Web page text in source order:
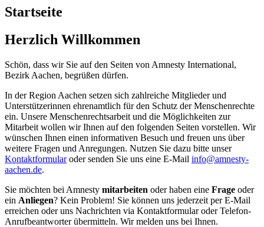
Startseite
Herzlich Willkommen
Schön, dass wir Sie auf den Seiten von Amnesty International,
Bezirk Aachen, begrüßen dürfen.
In der Region Aachen setzen sich zahlreiche Mitglieder und
Unterstützerinnen ehrenamtlich für den Schutz der Menschenrechte
ein. Unsere Menschenrechtsarbeit und die Möglichkeiten zur
Mitarbeit wollen wir Ihnen auf den folgenden Seiten vorstellen. Wir
wünschen Ihnen einen informativen Besuch und freuen uns über
weitere Fragen und Anregungen. Nutzen Sie dazu bitte unser
Kontaktformularoder senden Sie uns eine E-Mail info@amnesty-
aachen.de.
Sie möchten bei Amnesty mitarbeiten oder haben eine Frage oder
ein Anliegen? Kein Problem! Sie können uns jederzeit per E-Mail
erreichen oder uns Nachrichten via Kontaktformular oder Telefon-
Anrufbeantworter übermitteln. Wir melden uns bei Ihnen.